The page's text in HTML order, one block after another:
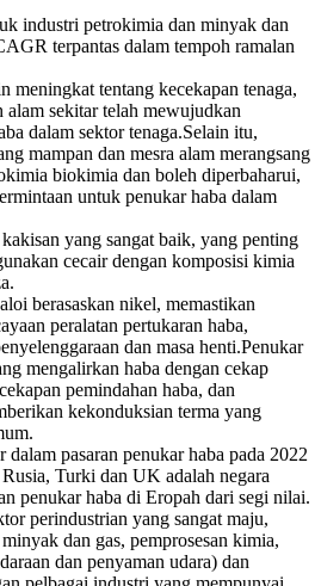
industri petrokimia dan minyak dan
terpantas dalam tempoh ramalan
meningkat tentang kecekapan tenaga,
alam sekitar telah mewujudkan
dalam sektor tenaga.Selain itu,
mampan dan mesra alam merangsang
biokimia dan boleh diperbaharui,
untuk penukar haba dalam
yang sangat baik, yang penting
cecair dengan komposisi kimia
berasaskan nikel, memastikan
peralatan pertukaran haba,
dan masa henti.Penukar
mengalirkan haba dengan cekap
pemindahan haba, dan
kekonduksian terma yang
dalam pasaran penukar haba pada 2022
Turki dan UK adalah negara
penukar haba di Eropah dari segi nilai.
perindustrian yang sangat maju,
dan gas, pemprosesan kimia,
dan penyaman udara) dan